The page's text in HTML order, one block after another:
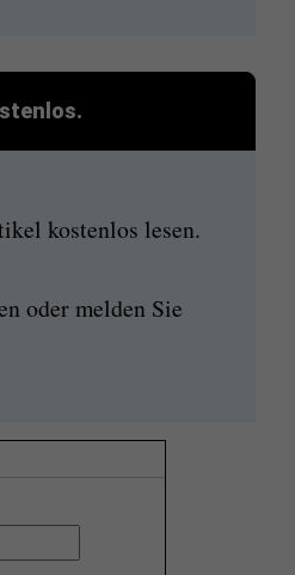
kostenlos lesen.
oder melden Sie